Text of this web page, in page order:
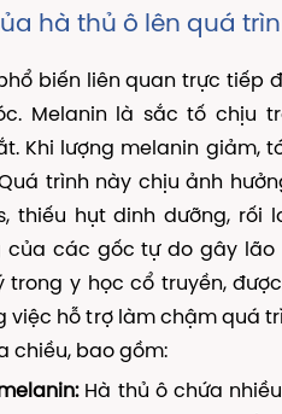
hà thủ ô lên quá
biến liên quan trực tiếp
Melanin là sắc tố chịu
Khi lượng melanin giảm,
trình này chịu ảnh
thiếu hụt dinh dưỡng, rối
các gốc tự do gây lão
trong y học cổ truyền,
việc hỗ trợ làm chậm quá
chiều, bao gồm:
Hà thủ ô chứa